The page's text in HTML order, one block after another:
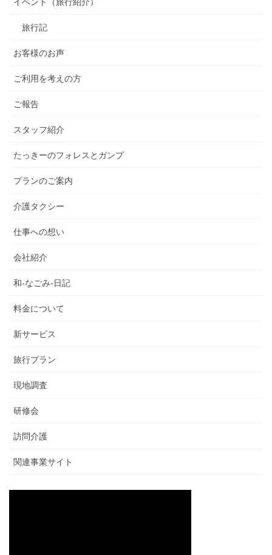
旅行記
お客様のお声
ご利用を考えの方
ご報告
スタッフ紹介
たっきーのフォレスとガンプ
プランのご案内
介護タクシー
仕事への想い
会社紹介
和-なごみ-日記
料金について
新サービス
旅行プラン
現地調査
研修会
訪問介護
関連事業サイト